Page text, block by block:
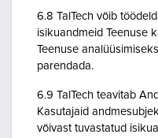
6.8 TalTech võib
isikuandmeid Teenuse
Teenuse
parendada.
6.9 TalTech teavitab
Kasutajaid
võivast tuvastatud